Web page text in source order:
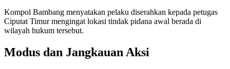
Kompol Bambang menyatakan pelaku diserahkan kepada petugas
Ciputat Timur mengingat lokasi tindak pidana awal berada di
wilayah hukum tersebut.
Modus dan Jangkauan Aksi